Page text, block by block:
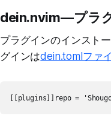
dein.nvim — プラ
プラグインのインスト
グインはdein.tomlファ
[[plugins]]repo =